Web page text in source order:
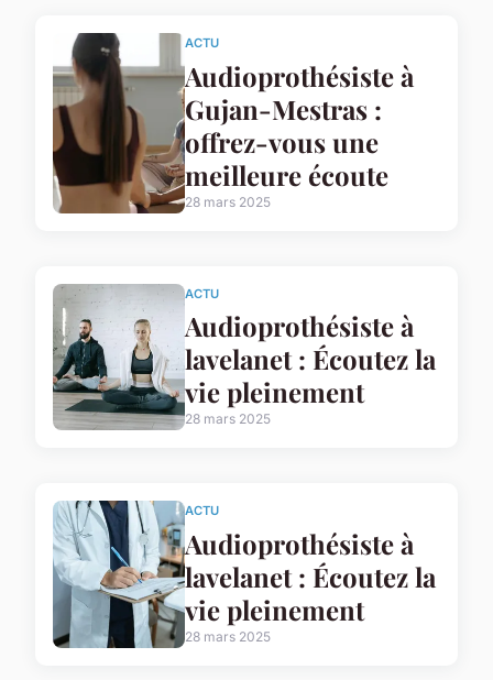
ACTU
Audioprothésiste à
Gujan-Mestras :
offrez-vous une
meilleure écoute
28 mars 2025
ACTU
Audioprothésiste à
lavelanet : Écoutez la
vie pleinement
28 mars 2025
ACTU
Audioprothésiste à
lavelanet : Écoutez la
vie pleinement
28 mars 2025